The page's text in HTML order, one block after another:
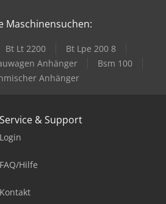
Maschinensuchen:
Bt Lt 2200
Bt Lpe 200 8
Anhänger
Bsm 100
Anhänger
Service & Support
Login
FAQ/Hilfe
Kontakt